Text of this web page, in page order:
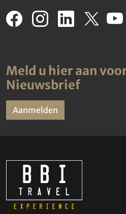
Meld u hier aan
Nieuwsbrief
Aanmelden